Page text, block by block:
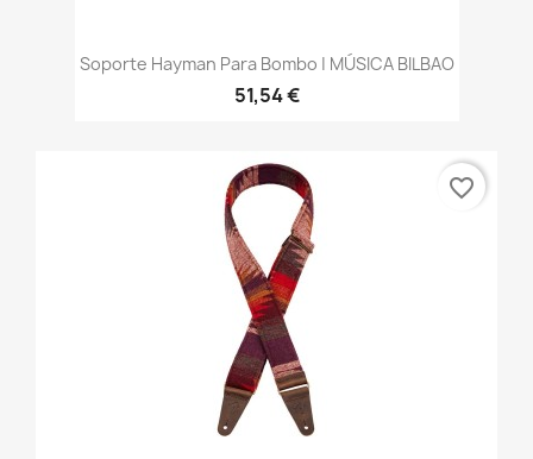
Soporte Hayman Para Bombo | MÚSICA BILBAO
51,54 €
favorite_border